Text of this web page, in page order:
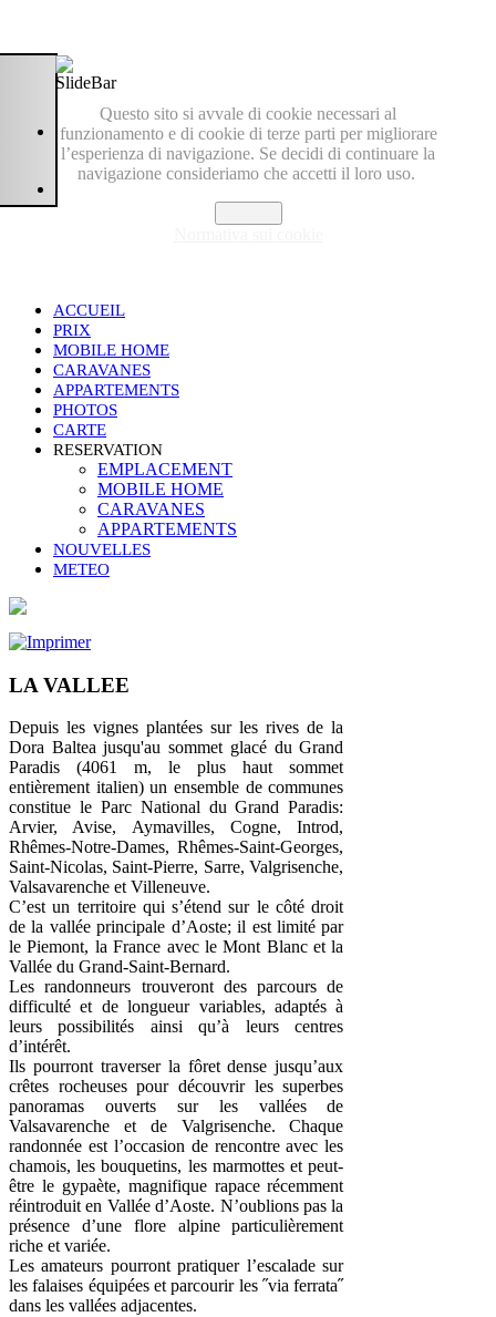
Questo sito si avvale di cookie necessari al
funzionamento e di cookie di terze parti per migliorare
l’esperienza di navigazione. Se decidi di continuare la
navigazione consideriamo che accetti il loro uso.
ACCUEIL
PRIX
MOBILE HOME
CARAVANES
APPARTEMENTS
PHOTOS
CARTE
RESERVATION
EMPLACEMENT
MOBILE HOME
CARAVANES
APPARTEMENTS
NOUVELLES
METEO
LA VALLEE
Depuis les vignes plantées sur les rives de la
Dora Baltea jusqu'au sommet glacé du Grand
Paradis (4061 m, le plus haut sommet
entièrement italien) un ensemble de communes
constitue le Parc National du Grand Paradis:
Arvier, Avise, Aymavilles, Cogne, Introd,
Rhêmes-Notre-Dames, Rhêmes-Saint-Georges,
Saint-Nicolas, Saint-Pierre, Sarre, Valgrisenche,
Valsavarenche et Villeneuve.
C’est un territoire qui s’étend sur le côté droit
de la vallée principale d’Aoste; il est limité par
le Piemont, la France avec le Mont Blanc et la
Vallée du Grand-Saint-Bernard.
Les randonneurs trouveront des parcours de
difficulté et de longueur variables, adaptés à
leurs possibilités ainsi qu’à leurs centres
d’intérêt.
Ils pourront traverser la fôret dense jusqu’aux
crêtes rocheuses pour découvrir les superbes
panoramas ouverts sur les vallées de
Valsavarenche et de Valgrisenche. Chaque
randonnée est l’occasion de rencontre avec les
chamois, les bouquetins, les marmottes et peut-
être le gypaète, magnifique rapace récemment
réintroduit en Vallée d’Aoste. N’oublions pas la
présence d’une flore alpine particulièrement
riche et variée.
Les amateurs pourront pratiquer l’escalade sur
les falaises équipées et parcourir les ˝via ferrata˝
dans les vallées adjacentes.